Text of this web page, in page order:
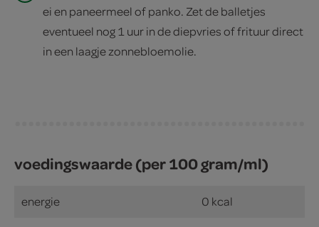
ei en paneermeel of panko. Zet de balletjes
eventueel nog 1 uur in de diepvries of frituur direct
in een laagje zonnebloemolie.
voedingswaarde (per 100 gram/ml)
energie 0 kcal